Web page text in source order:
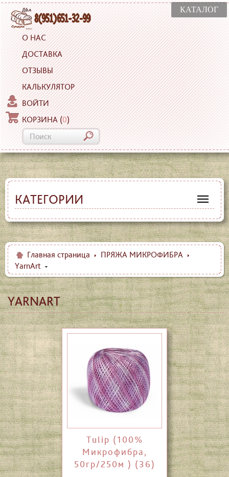
КАТАЛОГ
О НАС
ДОСТАВКА
ОТЗЫВЫ
КАЛЬКУЛЯТОР
ВОЙТИ
КОРЗИНА (0)
КАТЕГОРИИ
Главная страница
ПРЯЖА МИКРОФИБРА
YarnArt
YARNART
Tulip (100%
Микрофибра,
50гр/250м ) (36)